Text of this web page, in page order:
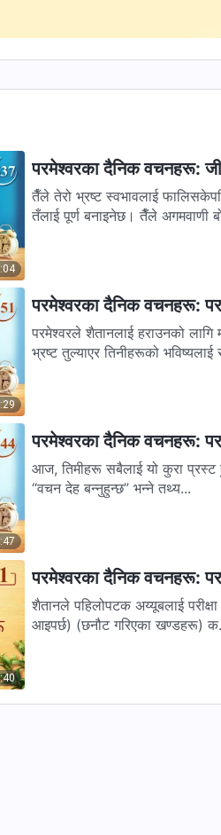
परमेश्‍वरका दैनिक वचनहरू:
तैँले तेरो भ्रष्ट स्वभावलाई
तँलाई पूर्ण बनाइनेछ। तैँले अगमवाणी
परमेश्‍वरका दैनिक वचनहरू:
परमेश्‍वरले शैतानलाई हराउनको
भ्रष्ट तुल्याएर तिनीहरूको भविष्यलाई
परमेश्‍वरका दैनिक वचनहरू:
आज, तिमीहरू सबैलाई यो कुरा प्रस्ट
“वचन देह बन्‍नुहुन्छ” भन्‍ने तथ्य...
परमेश्‍वरका दैनिक वचनहरू:
शैतानले पहिलोपटक अय्यूबलाई परीक्षा
आइपर्छ) (छनौट